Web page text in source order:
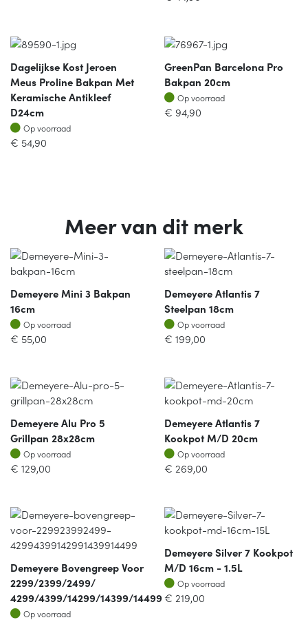
Dagelijkse Kost Jeroen
Meus Proline Bakpan Met
Keramische Antikleef
D24cm
Op voorraad
Op voorraad
€ 54,90
GreenPan Barcelona Pro
Bakpan 20cm
Op voorraad
Op voorraad
€ 94,90
Meer van dit merk
Demeyere Mini 3 Bakpan
16cm
Op voorraad
Op voorraad
€ 55,00
Demeyere Atlantis 7
Steelpan 18cm
Op voorraad
Op voorraad
€ 199,00
Demeyere Alu Pro 5
Grillpan 28x28cm
Op voorraad
Op voorraad
€ 129,00
Demeyere Atlantis 7
Kookpot M/d 20cm
Op voorraad
Op voorraad
€ 269,00
Demeyere Bovengreep Voor
2299/2399/2499/
4299/4399/14299/14399/14499
Op voorraad
Op voorraad
Demeyere Silver 7 Kookpot
M/d 16cm - 1.5L
Op voorraad
Op voorraad
€ 219,00